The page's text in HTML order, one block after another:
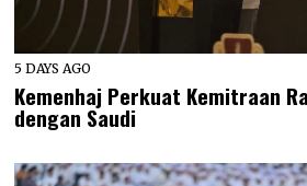
5 DAYS AGO
Kemenhaj Perkuat Kemitraan
dengan Saudi